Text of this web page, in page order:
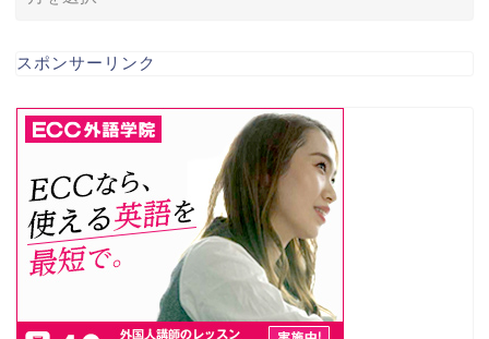
スポンサーリンク